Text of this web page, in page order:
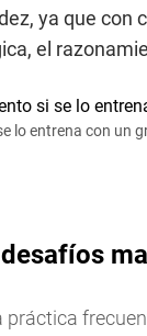
ya que con
el
lo entrena con un
práctica